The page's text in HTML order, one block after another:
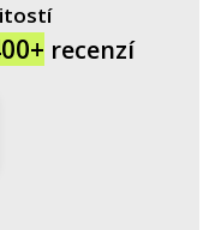
recenzí